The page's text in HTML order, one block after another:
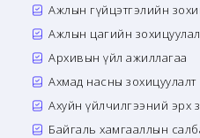
Ажлын гүйцэтгэлийн
Ажлын цагийн
Архивын үйл ажиллагаа
Ахмад насны зохицуулалт
Ахуйн үйлчилгээний эрх
Байгаль хамгааллын